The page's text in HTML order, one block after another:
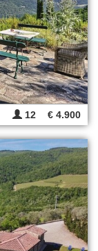
12 € 4.900